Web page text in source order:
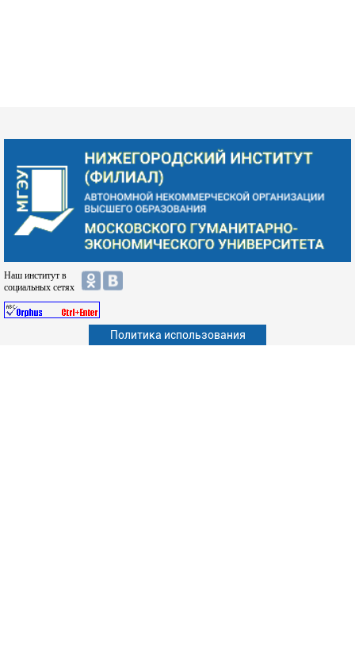
Наш институт в
социальных сетях
Абитуриенту
Политика использования